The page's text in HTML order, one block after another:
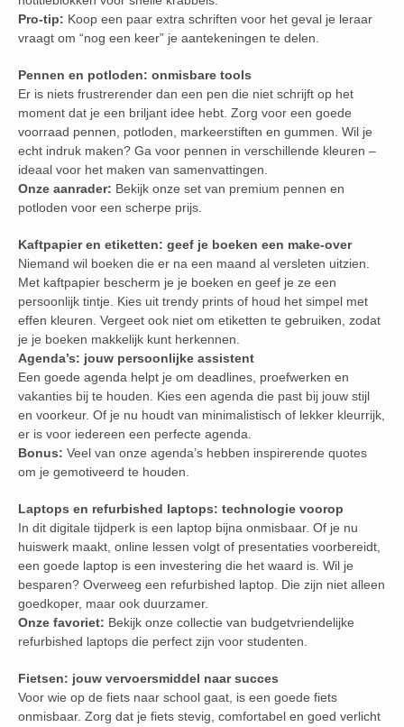
Pro-tip: Koop een paar extra schriften voor het geval je leraar
vraagt om “nog een keer” je aantekeningen te delen.
Pennen en potloden: onmisbare tools
Er is niets frustrerender dan een pen die niet schrijft op het
moment dat je een briljant idee hebt. Zorg voor een goede
voorraad pennen, potloden, markeerstiften en gummen. Wil je
echt indruk maken? Ga voor pennen in verschillende kleuren –
ideaal voor het maken van samenvattingen.
Onze aanrader: Bekijk onze set van premium pennen en
potloden voor een scherpe prijs.
Kaftpapier en etiketten: geef je boeken een make-over
Niemand wil boeken die er na een maand al versleten uitzien.
Met kaftpapier bescherm je je boeken en geef je ze een
persoonlijk tintje. Kies uit trendy prints of houd het simpel met
effen kleuren. Vergeet ook niet om etiketten te gebruiken, zodat
je je boeken makkelijk kunt herkennen.
Agenda’s: jouw persoonlijke assistent
Een goede agenda helpt je om deadlines, proefwerken en
vakanties bij te houden. Kies een agenda die past bij jouw stijl
en voorkeur. Of je nu houdt van minimalistisch of lekker kleurrijk,
er is voor iedereen een perfecte agenda.
Bonus: Veel van onze agenda’s hebben inspirerende quotes
om je gemotiveerd te houden.
Laptops en refurbished laptops: technologie voorop
In dit digitale tijdperk is een laptop bijna onmisbaar. Of je nu
huiswerk maakt, online lessen volgt of presentaties voorbereidt,
een goede laptop is een investering die het waard is. Wil je
besparen? Overweeg een refurbished laptop. Die zijn niet alleen
goedkoper, maar ook duurzamer.
Onze favoriet: Bekijk onze collectie van budgetvriendelijke
refurbished laptops die perfect zijn voor studenten.
Fietsen: jouw vervoersmiddel naar succes
Voor wie op de fiets naar school gaat, is een goede fiets
onmisbaar. Zorg dat je fiets stevig, comfortabel en goed verlicht